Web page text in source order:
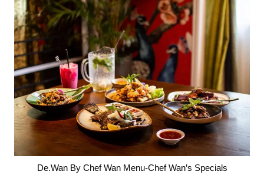
De.Wan By Chef Wan Menu-Chef Wan’s Specials